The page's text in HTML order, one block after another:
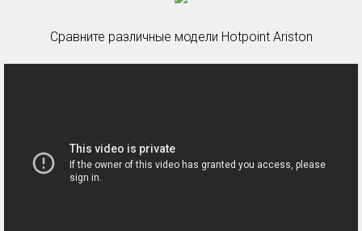
Сравните различные модели Hotpoint Ariston